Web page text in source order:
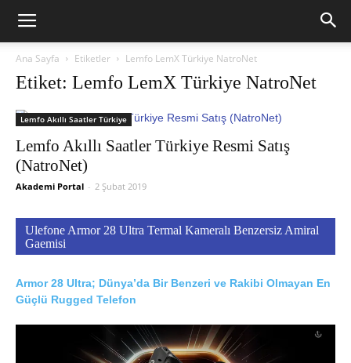
Ana Sayfa Etiketler Lemfo LemX Türkiye NatroNet
Etiket: Lemfo LemX Türkiye NatroNet
Lemfo Akıllı Saatler Türkiye
Lemfo Akıllı Saatler Türkiye Resmi Satış
(NatroNet)
Akademi Portal - 2 Şubat 2019
Ulefone Armor 28 Ultra Termal Kameralı Benzersiz Amiral
Gaemisi
Armor 28 Ultra; Dünya’da Bir Benzeri ve Rakibi Olmayan En
Güçlü Rugged Telefon